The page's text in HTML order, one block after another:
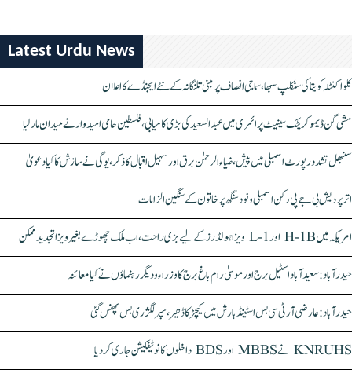
Latest Urdu News
کلواکنٹلہ کویتا کی سنکلپ سبھا، سماجی انصاف پر مبنی تلنگانہ کے نئے ایجنڈے کا اعلان
مشی گن ڈیموکریٹک سینیٹ پرائمری میں عبدالسعید کی بڑی کامیابی، فلسطین حامی امیدوار نے میدان مار لیا
سنبھل تشدد رپورٹ اسمبلی میں پیش، ضیاء الرحمٰن برق اور سہیل اقبال کا ذکر، یوگی نے سازش کا کیا دعویٰ
اتر پردیش بی جے پی رکن اسمبلی ونود سنگھ پر خاتون کے سنگین الزامات
امریکہ میں H-1B اور L-1 ویزا ہولڈرز کے لیے بڑی راحت، اب ملک چھوڑے بغیر ویزا تجدید ممکن
حیدرآباد: سعیدآباد اسٹیل برج اور موسیٰ رام باغ برج کا وزراء و دیگر رہنماؤں نے کیا معائنہ
حیدرآباد: عارضی آر ٹی سی بس اسٹینڈ بارش میں کیچڑ کا ڈھیر، سپر لگژری بس پھنس گئی
KNRUHS نے MBBS اور BDS داخلوں کا نوٹیفکیشن جاری کر دیا